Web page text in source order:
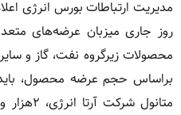
مدیریت ارتباطات بورس انرژی
روز جاری میزبان عرضه‌های
محصولات زیرگروه نفت، گاز و